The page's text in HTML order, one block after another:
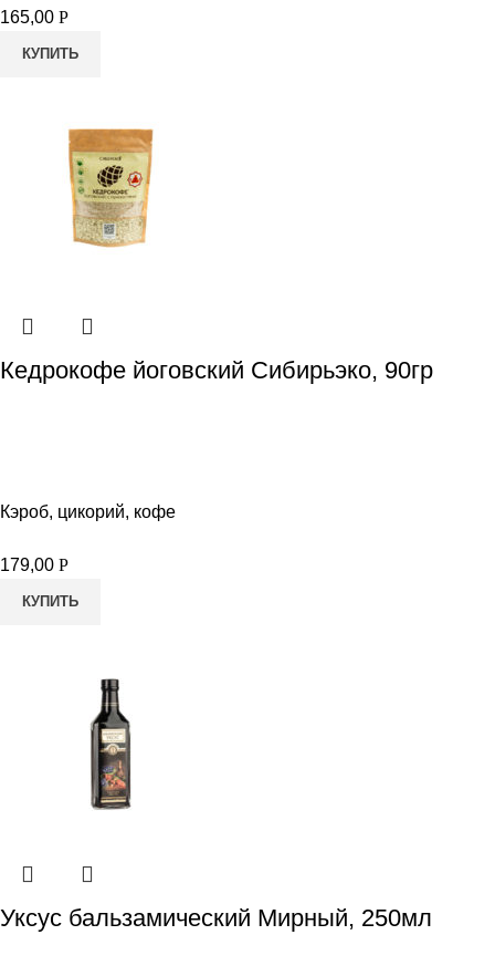
165,00 Р
КУПИТЬ
Кедрокофе йоговский Сибирьэко, 90гр
Кэроб, цикорий, кофе
179,00 Р
КУПИТЬ
Уксус бальзамический Мирный, 250мл